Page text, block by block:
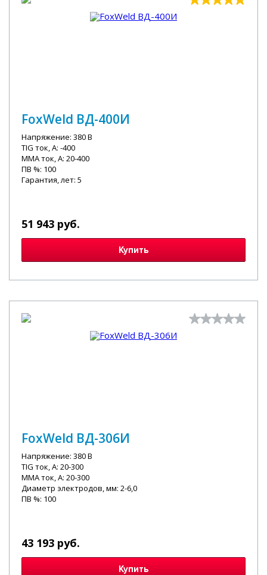
FoxWeld ВД-400И
Напряжение: 380 В
TIG ток, А: -400
MMA ток, А: 20-400
ПВ %: 100
Гарантия, лет: 5
51 943 руб.
Купить
FoxWeld ВД-306И
Напряжение: 380 В
TIG ток, А: 20-300
MMA ток, А: 20-300
Диаметр электродов, мм: 2-6,0
ПВ %: 100
43 193 руб.
Купить